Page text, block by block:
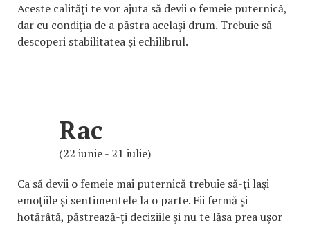
Aceste calităţi te vor ajuta să devii o femeie puternică,
dar cu condiţia de a păstra acelaşi drum. Trebuie să
descoperi stabilitatea şi echilibrul.
Rac
(22 iunie - 21 iulie)
Ca să devii o femeie mai puternică trebuie să-ţi laşi
emoţiile şi sentimentele la o parte. Fii fermă şi
hotărâtă, păstrează-ţi deciziile şi nu te lăsa prea uşor